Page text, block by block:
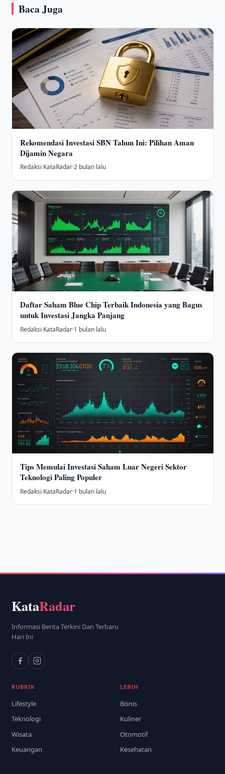
Baca Juga
Rekomendasi Investasi SBN Tahun Ini: Pilihan Aman
Dijamin Negara
Redaksi KataRadar·2 bulan lalu
Daftar Saham Blue Chip Terbaik Indonesia yang Bagus
untuk Investasi Jangka Panjang
Redaksi KataRadar·1 bulan lalu
Tips Memulai Investasi Saham Luar Negeri Sektor
Teknologi Paling Populer
Redaksi KataRadar·1 bulan lalu
KataRadar
Informasi Berita Terkini Dan Terbaru
Hari Ini
RUBRIK
Lifestyle
Teknologi
Wisata
Keuangan
LEBIH
Bisnis
Kuliner
Otomotif
Kesehatan